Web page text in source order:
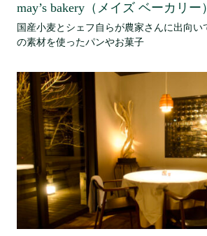
may’s bakery（メイズ ベーカリー）
国産小麦とシェフ自らが農家さんに出向い
の素材を使ったパンやお菓子